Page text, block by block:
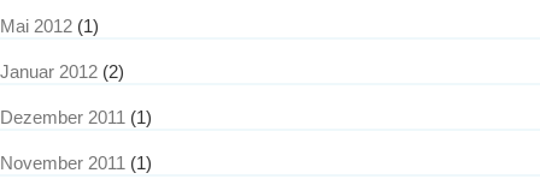
Mai 2012 (1)
Januar 2012 (2)
Dezember 2011 (1)
November 2011 (1)